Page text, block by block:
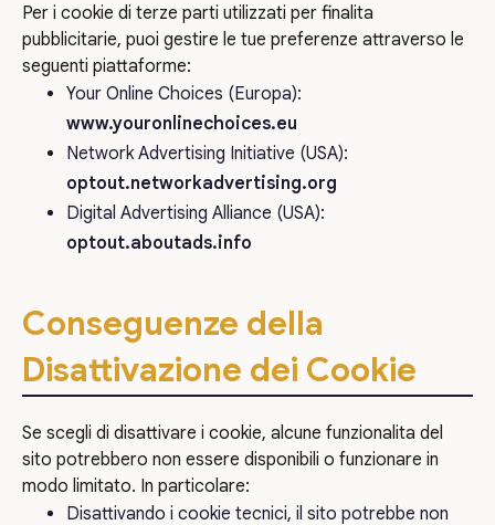
Per i cookie di terze parti utilizzati per finalita
pubblicitarie, puoi gestire le tue preferenze attraverso le
seguenti piattaforme:
Your Online Choices (Europa):
www.youronlinechoices.eu
Network Advertising Initiative (USA):
optout.networkadvertising.org
Digital Advertising Alliance (USA):
optout.aboutads.info
Conseguenze della
Disattivazione dei Cookie
Se scegli di disattivare i cookie, alcune funzionalita del
sito potrebbero non essere disponibili o funzionare in
modo limitato. In particolare:
Disattivando i cookie tecnici, il sito potrebbe non